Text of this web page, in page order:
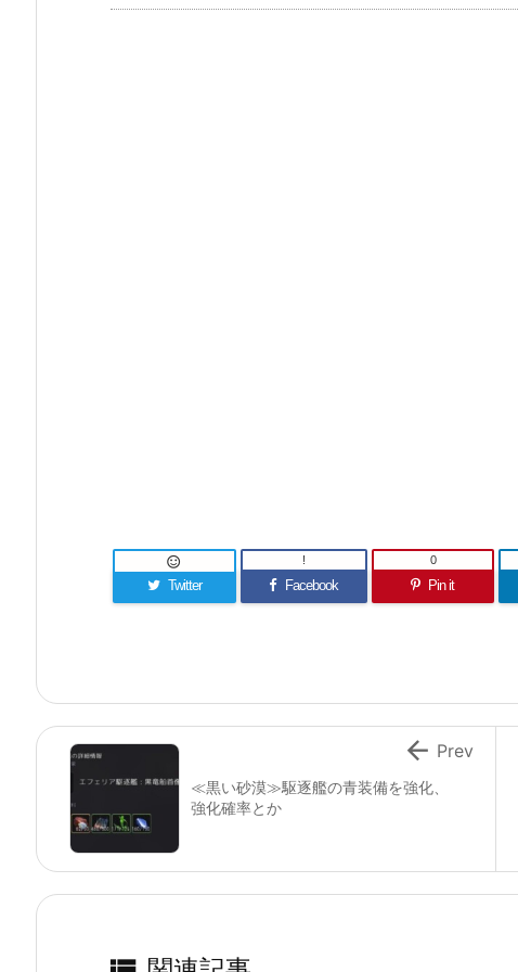
Twitter

Facebook
!
Pin it
0
≪黒い砂漠≫駆逐艦の青装備を強化、
強化確率とか
 Prev